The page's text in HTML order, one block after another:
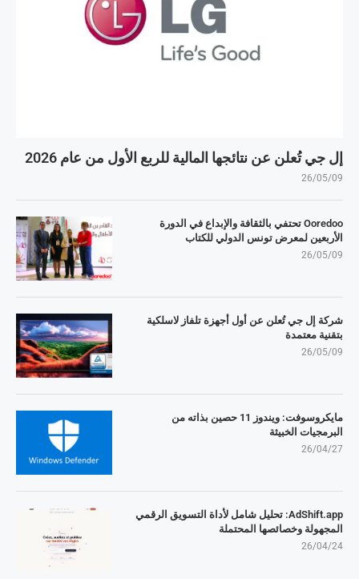
إل جي تُعلن عن نتائجها المالية للربع الأول من عام 2026
26/05/09
Ooredoo تحتفي بالثقافة والإبداع في الدورة
الأربعين لمعرض تونس الدولي للكتاب
26/05/09
شركة إل جي تُعلن عن أول أجهزة تلفاز لاسلكية
بتقنية معتمدة
26/05/09
مايكروسوفت: ويندوز 11 حصين بذاته من
البرمجيات الخبيثة
26/04/27
AdShift.app: تحليل شامل لأداة التسويق الرقمي
المجهولة وخصائصها المحتملة
26/04/24